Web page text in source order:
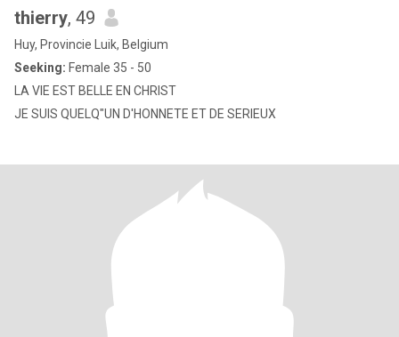
thierry, 49
Huy, Provincie Luik, Belgium
Seeking: Female 35 - 50
LA VIE EST BELLE EN CHRIST
JE SUIS QUELQ"UN D'HONNETE ET DE SERIEUX